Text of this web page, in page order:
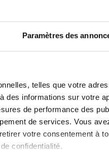
Paramètres des
telles que votre
informations sur votre
de performance des
de services. Vous
votre consentement à
confidentialité.